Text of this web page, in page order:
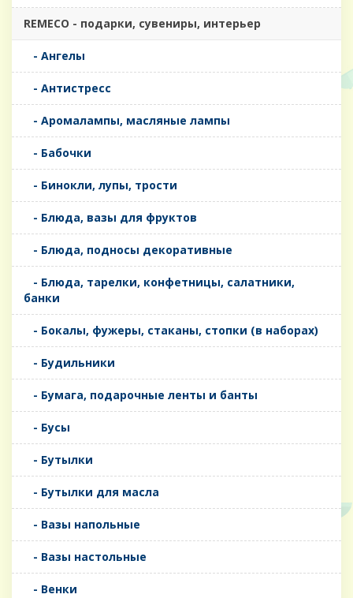
REMECO - подарки, сувениры, интерьер
- Ангелы
- Антистресс
- Аромалампы, масляные лампы
- Бабочки
- Бинокли, лупы, трости
- Блюда, вазы для фруктов
- Блюда, подносы декоративные
- Блюда, тарелки, конфетницы, салатники,
банки
- Бокалы, фужеры, стаканы, стопки (в наборах)
- Будильники
- Бумага, подарочные ленты и банты
- Бусы
- Бутылки
- Бутылки для масла
- Вазы напольные
- Вазы настольные
- Венки